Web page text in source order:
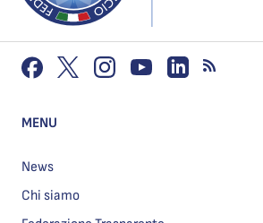
MENU
News
Chi siamo